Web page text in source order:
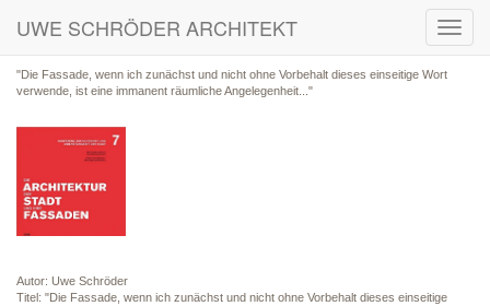
UWE SCHRÖDER ARCHITEKT
"Die Fassade, wenn ich zunächst und nicht ohne Vorbehalt dieses einseitige Wort
verwende, ist eine immanent räumliche Angelegenheit..."
Autor: Uwe Schröder
Titel: "Die Fassade, wenn ich zunächst und nicht ohne Vorbehalt dieses einseitige